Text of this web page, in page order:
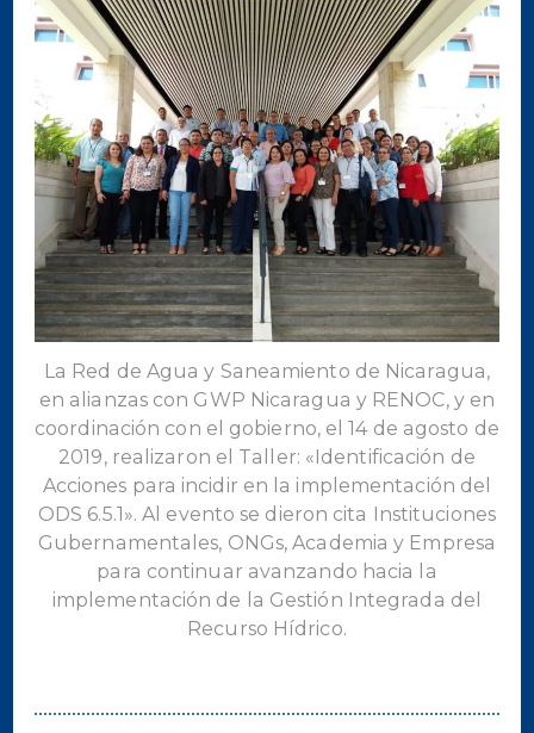
La Red de Agua y Saneamiento de Nicaragua,
en alianzas con GWP Nicaragua y RENOC, y en
coordinación con el gobierno, el 14 de agosto de
2019, realizaron el Taller: «Identificación de
Acciones para incidir en la implementación del
ODS 6.5.1». Al evento se dieron cita Instituciones
Gubernamentales, ONGs, Academia y Empresa
para continuar avanzando hacia la
implementación de la Gestión Integrada del
Recurso Hídrico.